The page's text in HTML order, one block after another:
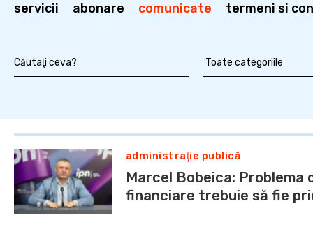
servicii abonare comunicate termeni si
administraţie publică
Marcel Bobeica:
financiare trebuie să fie